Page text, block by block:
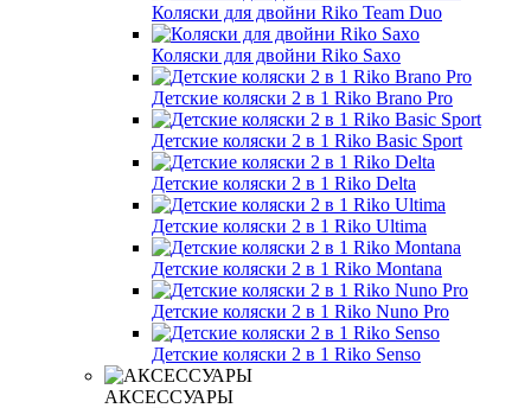
Коляски для двойни Riko Team Duo
Коляски для двойни Riko Saxo
Детские коляски 2 в 1 Riko Brano Pro
Детские коляски 2 в 1 Riko Basic Sport
Детские коляски 2 в 1 Riko Delta
Детские коляски 2 в 1 Riko Ultima
Детские коляски 2 в 1 Riko Montana
Детские коляски 2 в 1 Riko Nuno Pro
Детские коляски 2 в 1 Riko Senso
АКСЕССУАРЫ